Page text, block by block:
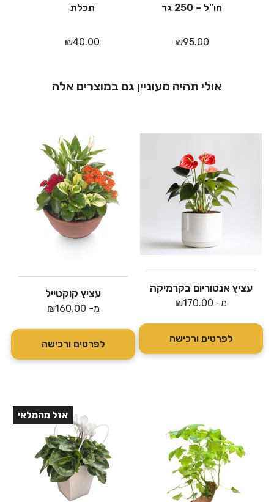
חו"ל – 250 גר
₪95.00
תכלת
₪40.00
אולי תהיה מעוניין גם במוצרים אלה
עציץ אנטוריום בקרמיקה
מ- ₪170.00
לפרטים ורכישה
עציץ קוקטייל
מ- ₪160.00
לפרטים ורכישה
אזל מהמלאי